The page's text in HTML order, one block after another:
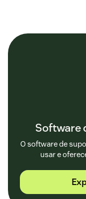
Software
O software de
usar e